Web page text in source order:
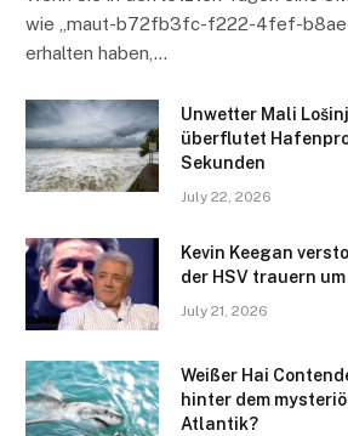
wie „maut-b72fb3fc-f222-4fef-
erhalten haben,…
Unwetter Mali
überflutet
Sekunden
July 22, 2026
Kevin Keegan
der HSV trauern
July 21, 2026
Weißer Hai
hinter dem
Atlantik?